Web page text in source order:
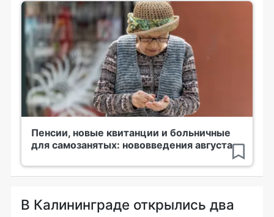
Пенсии, новые квитанции и больничные
для самозанятых: нововведения августа
В Калининграде открылись два